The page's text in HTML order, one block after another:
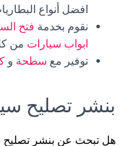
افضل أنواع
نقوم بخدمة فتح
ابواب سيارات من
توفير مع سطحة و
بنشر تصليح
هل تبحث عن بنشر